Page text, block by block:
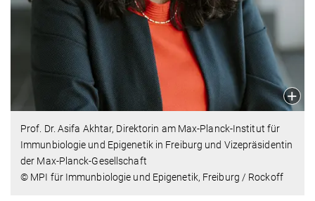
Prof. Dr. Asifa Akhtar, Direktorin am Max-Planck-Institut für
Immunbiologie und Epigenetik in Freiburg und Vizepräsidentin
der Max-Planck-Gesellschaft
© MPI für Immunbiologie und Epigenetik, Freiburg / Rockoff